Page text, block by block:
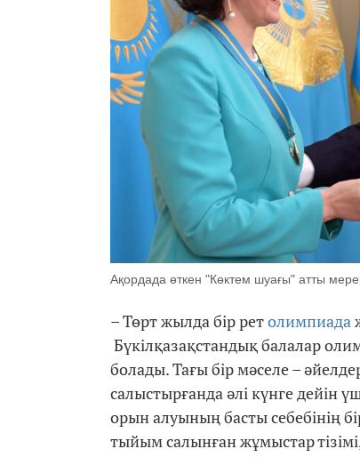
Ақордада өткен "Көктем шуағы" атты
– Төрт жылда бір ретолимпиада
Бүкілқазақстандық балалар
болады. Тағы бір мәселе –
салыстырғанда әлі күнге дейін
орын алуының басты себебінің
тыйым салынған жұмыстар